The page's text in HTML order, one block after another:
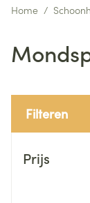
Home /
Filteren
Prijs